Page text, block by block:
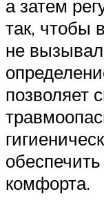
а затем
так, чтобы
не
позволяет
комфорта.